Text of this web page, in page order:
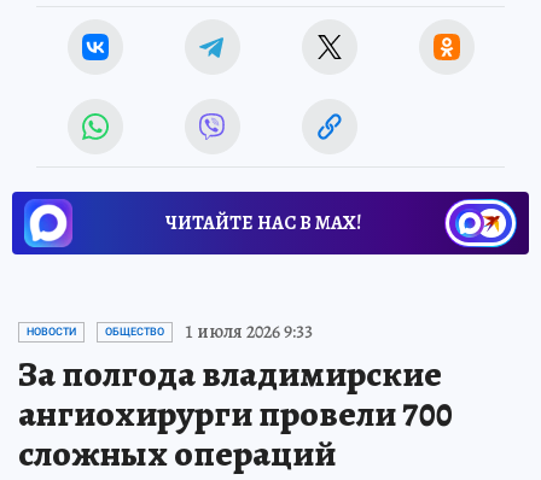
ЧИТАЙТЕ НАС В МАХ!
НОВОСТИ ОБЩЕСТВО 1 июля 2026 9:33
За полгода владимирские
ангиохирурги провели 700
сложных операций